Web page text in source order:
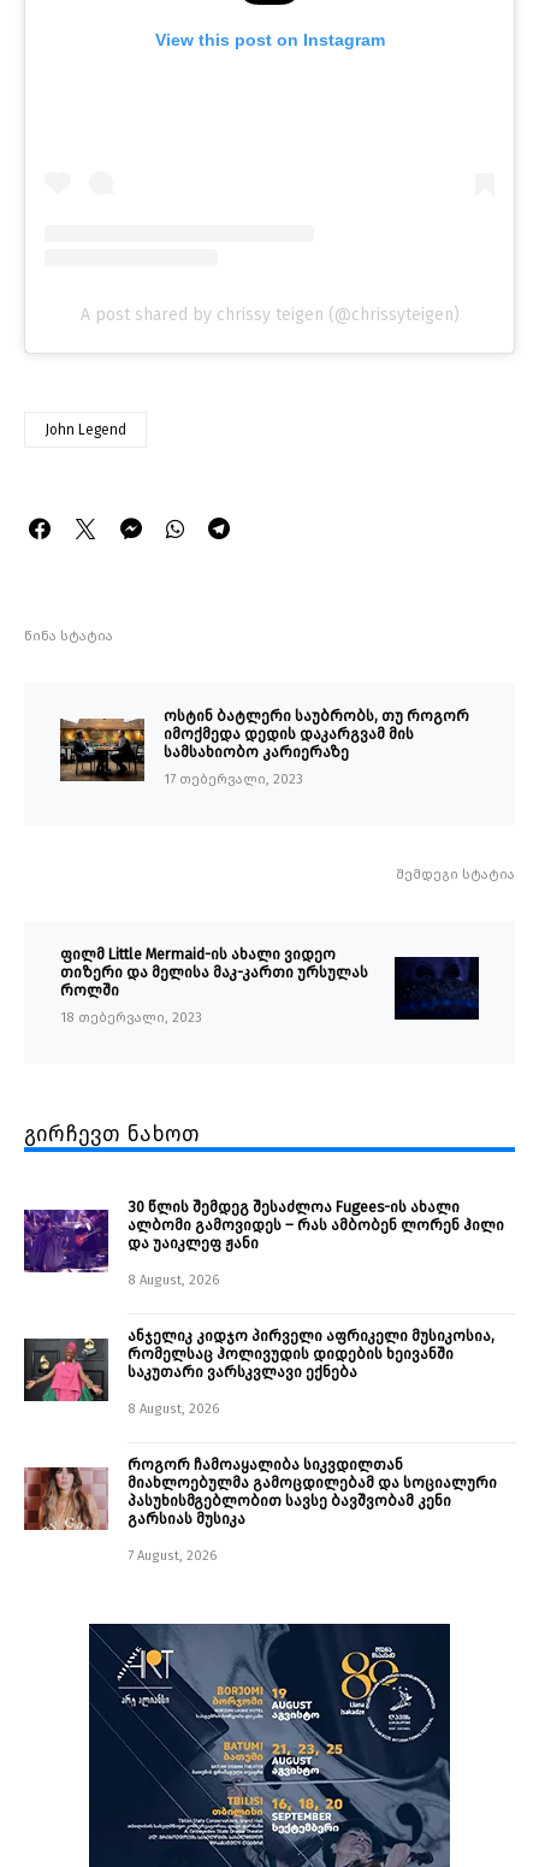
View this post on Instagram
A post shared by chrissy teigen (@chrissyteigen)
John Legend
წინა სტატია
ოსტინ ბატლერი საუბრობს, თუ როგორ
იმოქმედა დედის დაკარგვამ მის
სამსახიობო კარიერაზე
17 თებერვალი, 2023
შემდეგი სტატია
ფილმ Little Mermaid-ის ახალი ვიდეო
თიზერი და მელისა მაკ-კართი ურსულას
როლში
18 თებერვალი, 2023
გირჩევთ ნახოთ
30 წლის შემდეგ შესაძლოა Fugees-ის ახალი
ალბომი გამოვიდეს – რას ამბობენ ლორენ ჰილი
და უაიკლეფ ჟანი
8 August, 2026
ანჯელიკ კიდჯო პირველი აფრიკელი მუსიკოსია,
რომელსაც ჰოლივუდის დიდების ხეივანში
საკუთარი ვარსკვლავი ექნება
8 August, 2026
როგორ ჩამოაყალიბა სიკვდილთან
მიახლოებულმა გამოცდილებამ და სოციალური
პასუხისმგებლობით სავსე ბავშვობამ კენი
გარსიას მუსიკა
7 August, 2026